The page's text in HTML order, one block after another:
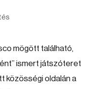
mögött található,
ismert játszóteret
közösségi oldalán a